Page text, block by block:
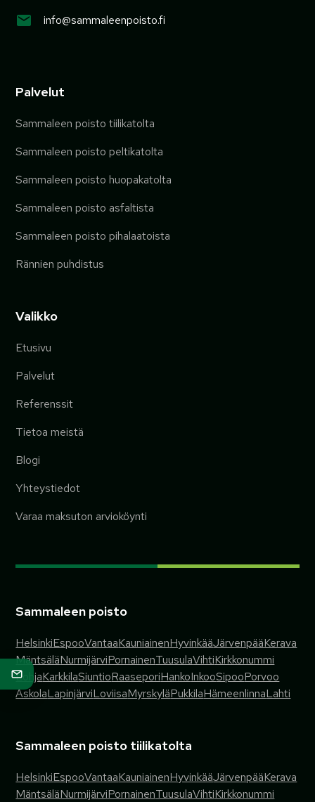
info@sammaleenpoisto.fi
Palvelut
Sammaleen poisto tiilikatolta
Sammaleen poisto peltikatolta
Sammaleen poisto huopakatolta
Sammaleen poisto asfaltista
Sammaleen poisto pihalaatoista
Rännien puhdistus
Valikko
Etusivu
Palvelut
Referenssit
Tietoa meistä
Blogi
Yhteystiedot
Varaa maksuton arvioköynti
Sammaleen poisto
HelsinkiEspooVantaaKauniainenHyvinkääJärvenpääKerava
MäntsäläNurmijärviPornainenTuusulaVihtiKirkkonummi
LohjaKarkkilaSiuntioRaaseporiHankoInkooSipooPorvoo
AskolaLapinjärviLoviisaMyrskyläPukkilaHämeenlinnaLahti
Sammaleen poisto tiilikatolta
HelsinkiEspooVantaaKauniainenHyvinkääJärvenpääKerava
MäntsäläNurmijärviPornainenTuusulaVihtiKirkkonummi